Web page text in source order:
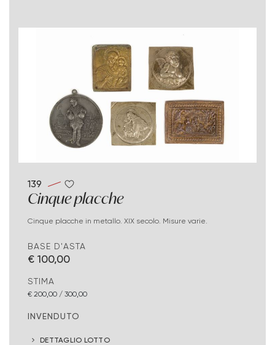
139
Cinque placche
Cinque placche in metallo. XIX secolo. Misure varie.
BASE D'ASTA
€ 100,00
STIMA
€ 200,00 / 300,00
INVENDUTO
DETTAGLIO LOTTO